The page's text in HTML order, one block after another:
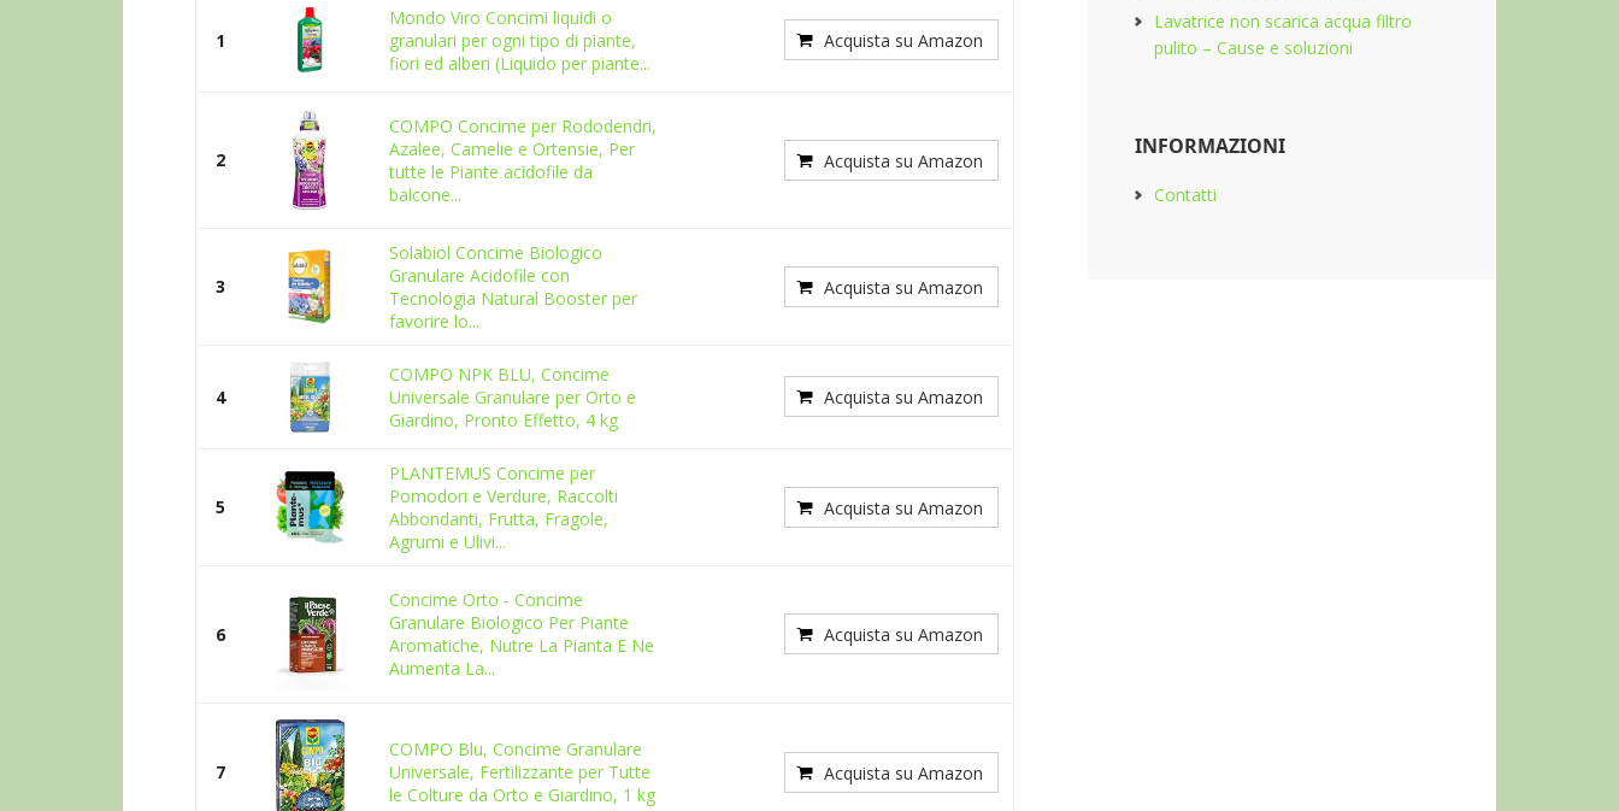
1
Mondo Viro Concimi liquidi o
granulari per ogni tipo di piante,
fiori ed alberi (Liquido per piante...
Acquista su Amazon
2
COMPO Concime per Rododendri,
Azalee, Camelie e Ortensie, Per
tutte le Piante acidofile da
balcone...
Acquista su Amazon
3
Solabiol Concime Biologico
Granulare Acidofile con
Tecnologia Natural Booster per
favorire lo...
Acquista su Amazon
4
COMPO NPK BLU, Concime
Universale Granulare per Orto e
Giardino, Pronto Effetto, 4 kg
Acquista su Amazon
5
PLANTEMUS Concime per
Pomodori e Verdure, Raccolti
Abbondanti, Frutta, Fragole,
Agrumi e Ulivi...
Acquista su Amazon
6
Concime Orto - Concime
Granulare Biologico Per Piante
Aromatiche, Nutre La Pianta E Ne
Aumenta La...
Acquista su Amazon
7
COMPO Blu, Concime Granulare
Universale, Fertilizzante per Tutte
le Colture da Orto e Giardino, 1 kg
Acquista su Amazon
Lavatrice non scarica acqua filtro
pulito​ – Cause e soluzioni
INFORMAZIONI
Contatti